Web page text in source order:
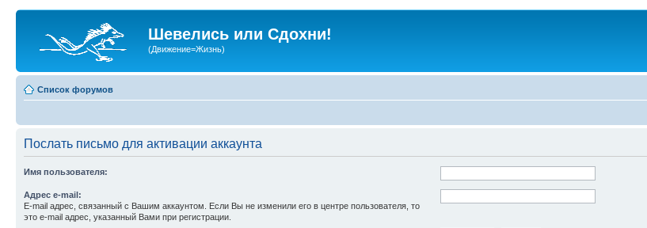
Шевелись или Сдохни!
(Движение=Жизнь)
Список форумов
Послать письмо для активации аккаунта
Имя пользователя:
Адрес e-mail:
E-mail адрес, связанный с Вашим аккаунтом. Если Вы не изменили его в центре пользователя, то
это e-mail адрес, указанный Вами при регистрации.